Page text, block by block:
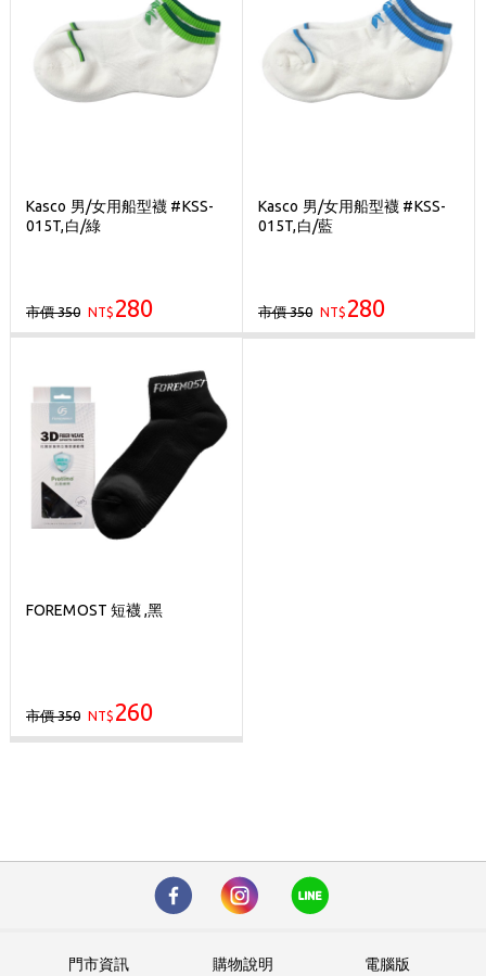
Kasco 男/女用船型襪 #KSS-
015T,白/綠
市價 350 NT$ 280
Kasco 男/女用船型襪 #KSS-
015T,白/藍
市價 350 NT$ 280
FOREMOST 短襪 ,黑
市價 350 NT$ 260
電腦版
購物說明
門市資訊